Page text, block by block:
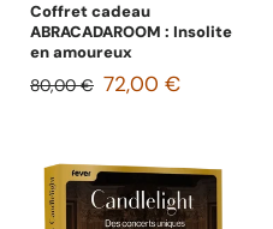
Coffret cadeau
ABRACADAROOM : Insolite
en amoureux
80,00 € 72,00 €